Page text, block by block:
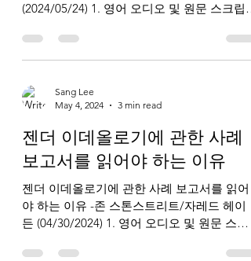
(2024/05/24) 1. 영어 오디오 및 원문 스크립트
true-not-just-he...
Sang Lee
May 4, 2024
3 min read
젠더 이데올로기에 관한 사례
보고서를 읽어야 하는 이유
젠더 이데올로기에 관한 사례 보고서를 읽어
야 하는 이유 -존 스톤스트리트/자레드 헤이
든 (04/30/2024) 1. 영어 오디오 및 원문 스크
need-to-read-the-cass...